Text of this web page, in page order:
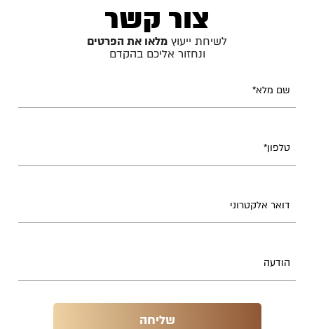
צור קשר
לשיחת ייעוץ מלאו את הפרטים
ונחזור אליכם בהקדם